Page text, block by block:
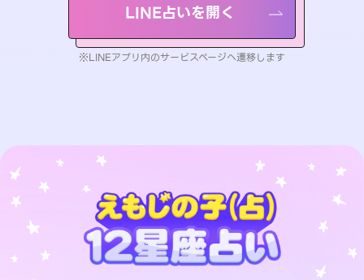
LINE占いを開く
※LINEアプリ内のサービスページへ遷移します